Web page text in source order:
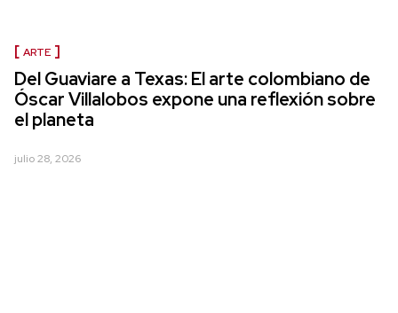
ARTE
Del Guaviare a Texas: El arte colombiano de
Óscar Villalobos expone una reflexión sobre
el planeta
julio 28, 2026